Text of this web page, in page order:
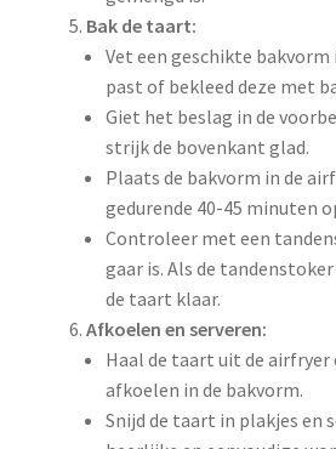
Bak de taart:
Vet een geschikte
past of bekleed deze met
Giet het beslag in de
strijk de bovenkant glad.
Plaats de bakvorm in de
gedurende 40-45 minuten
Controleer met een
gaar is. Als de
de taart klaar.
Afkoelen en serveren:
Haal de taart uit de airfryer
afkoelen in de bakvorm.
Snijd de taart in plakjes en